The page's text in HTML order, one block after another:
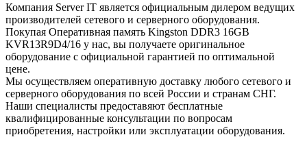
Компания Server IT является официальным дилером ведущих
производителей сетевого и серверного оборудования.
Покупая Оперативная память Kingston DDR3 16GB
KVR13R9D4/16 у нас, вы получаете оригинальное
оборудование с официальной гарантией по оптимальной
цене.
Мы осуществляем оперативную доставку любого сетевого и
серверного оборудования по всей России и странам СНГ.
Наши специалисты предоставяют бесплатные
квалифицированные консультации по вопросам
приобретения, настройки или эксплуатации оборудования.